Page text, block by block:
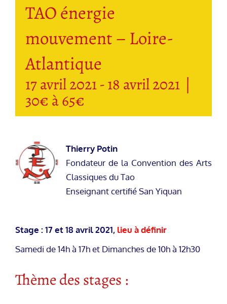
TAO énergie
mouvement – Loire-
Atlantique
17 avril 2021-18 avril 2021 |
30€ à 65€
Thierry Potin
Fondateur de la Convention des Arts
Classiques du Tao
Enseignant certifié San Yiquan
Stage : 17 et 18 avril 2021, lieu à définir
Samedi de 14h à 17h et Dimanches de 10h à 12h30
Thème des stages :